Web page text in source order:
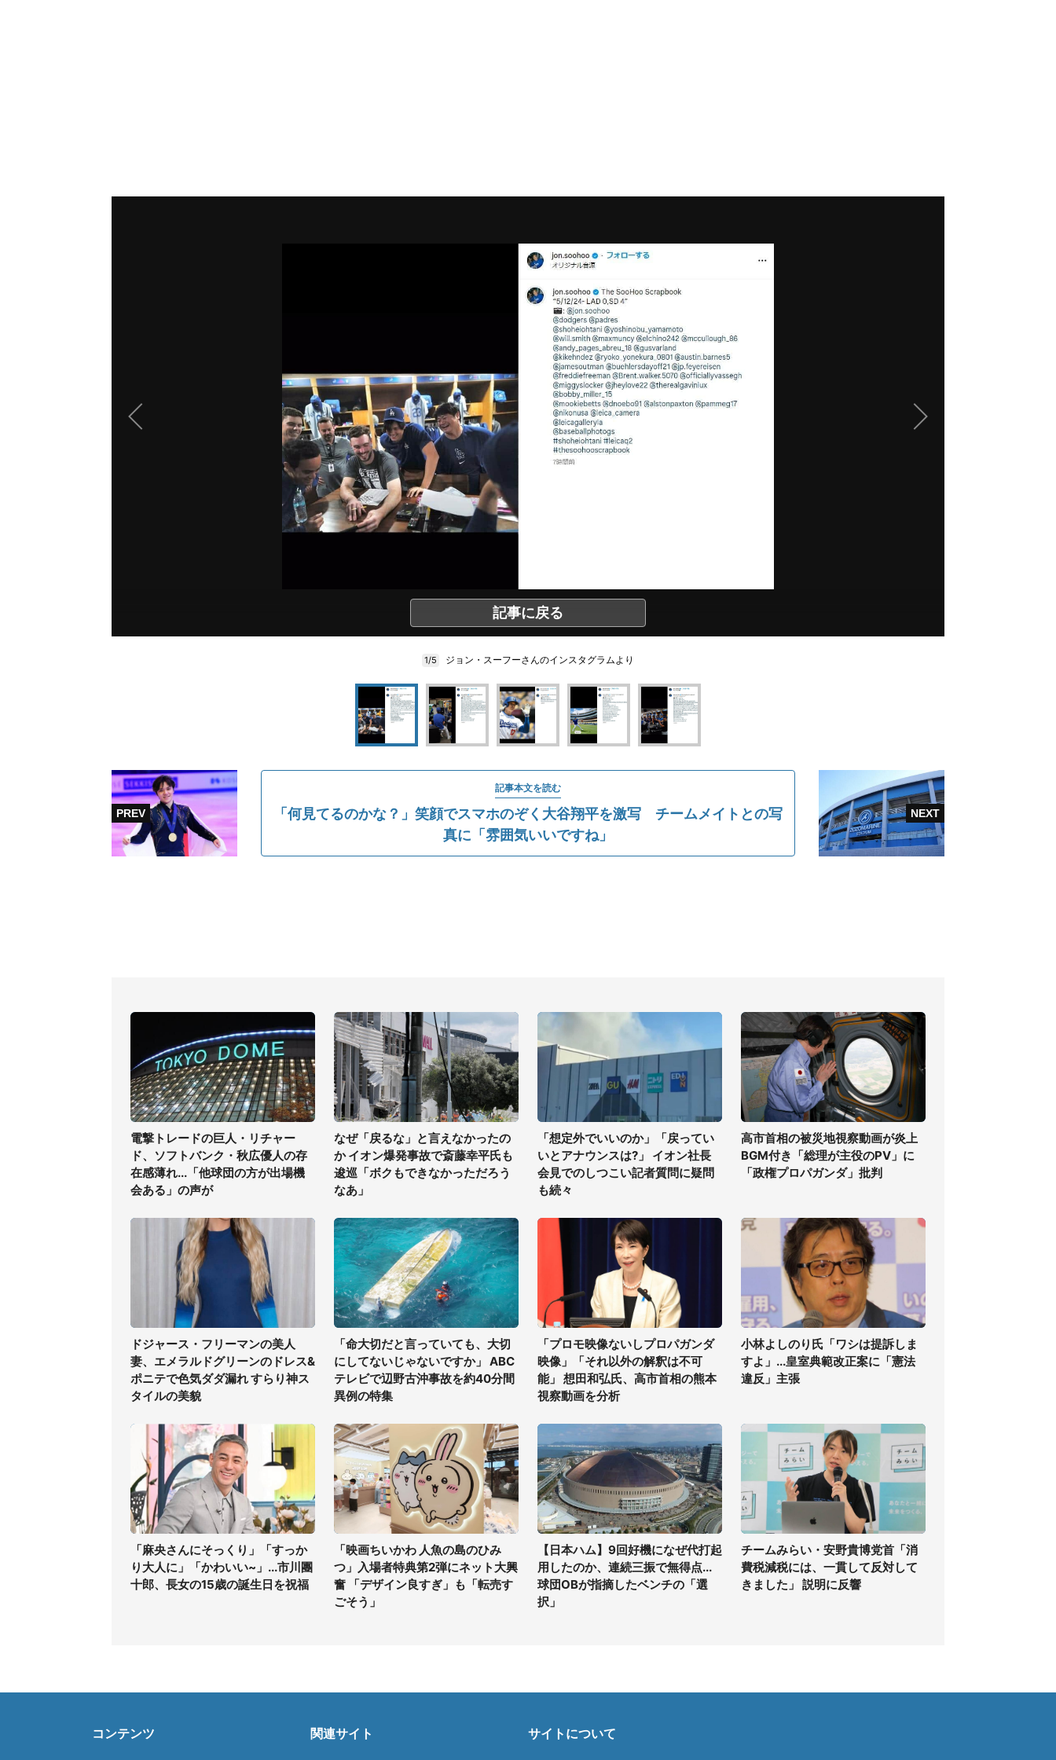
記事に戻る
1/5 ジョン・スーフーさんのインスタグラムより
記事本文を読む
「何見てるのかな？」笑顔でスマホのぞく大谷翔平を激写 チームメイトとの写
真に「雰囲気いいですね」
電撃トレードの巨人・リチャー
ド、ソフトバンク・秋広優人の存
在感薄れ...「他球団の方が出場機
会ある」の声が
なぜ「戻るな」と言えなかったの
か イオン爆発事故で斎藤幸平氏も
逡巡「ボクもできなかっただろう
なあ」
「想定外でいいのか」「戻ってい
いとアナウンスは?」 イオン社長
会見でのしつこい記者質問に疑問
も続々
高市首相の被災地視察動画が炎上
BGM付き「総理が主役のPV」に
「政権プロパガンダ」批判
ドジャース・フリーマンの美人
妻、エメラルドグリーンのドレス&
ポニテで色気ダダ漏れ すらり神ス
タイルの美貌
「命大切だと言っていても、大切
にしてないじゃないですか」 ABC
テレビで辺野古沖事故を約40分間
異例の特集
「プロモ映像ないしプロパガンダ
映像」「それ以外の解釈は不可
能」 想田和弘氏、高市首相の熊本
視察動画を分析
小林よしのり氏「ワシは提訴しま
すよ」...皇室典範改正案に「憲法
違反」主張
「麻央さんにそっくり」「すっか
り大人に」「かわいい~」...市川團
十郎、長女の15歳の誕生日を祝福
「映画ちいかわ 人魚の島のひみ
つ」入場者特典第2弾にネット大興
奮 「デザイン良すぎ」も「転売す
ごそう」
【日本ハム】9回好機になぜ代打起
用したのか、連続三振で無得点...
球団OBが指摘したベンチの「選
択」
チームみらい・安野貴博党首「消
費税減税には、一貫して反対して
きました」 説明に反響
コンテンツ 関連サイト サイトについて